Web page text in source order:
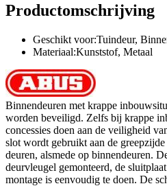
Productomschrijving
Geschikt voor:Tuindeur,
Materiaal:Kunststof, Metaal
Binnendeuren met krappe
worden beveiligd. Zelfs bij krappe
concessies doen aan de veiligheid
slot wordt gebruikt aan de
deuren, alsmede op binnendeuren.
deurvleugel gemonteerd, de
montage is eenvoudig te doen. De